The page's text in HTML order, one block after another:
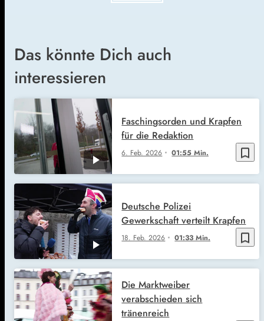
Das könnte Dich auch
interessieren
bookmark_border
6. Feb. 2026 01:55 Min.
Faschingsorden und Krapfen
für die Redaktion
bookmark_border
18. Feb. 2026 01:33 Min.
Deutsche Polizei
Gewerkschaft verteilt Krapfen
Die Marktweiber
verabschieden sich
tränenreich